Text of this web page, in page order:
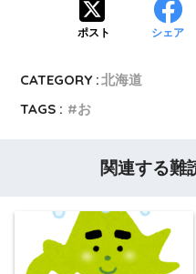
ポスト シェア
CATEGORY :北海道
TAGS :
お
関連する難